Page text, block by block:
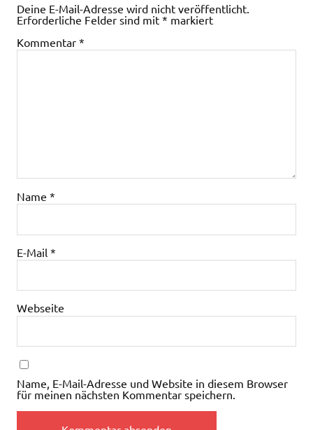
Deine E-Mail-Adresse wird nicht veröffentlicht.
Erforderliche Felder sind mit * markiert
Kommentar *
Name *
E-Mail *
Webseite
Name, E-Mail-Adresse und Website in diesem Browser
für meinen nächsten Kommentar speichern.